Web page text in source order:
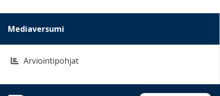
Mediaversumi
Arviointipohjat